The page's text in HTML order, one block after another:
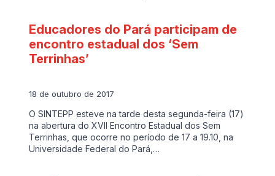
Educadores do Pará participam de
encontro estadual dos ‘Sem
Terrinhas’
18 de outubro de 2017
O SINTEPP esteve na tarde desta segunda-feira (17)
na abertura do XVII Encontro Estadual dos Sem
Terrinhas, que ocorre no período de 17 a 19.10, na
Universidade Federal do Pará,…